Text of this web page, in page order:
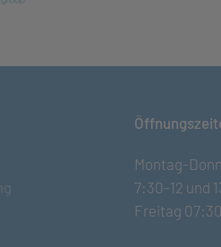
Montag-
7:30-12 und
Freitag